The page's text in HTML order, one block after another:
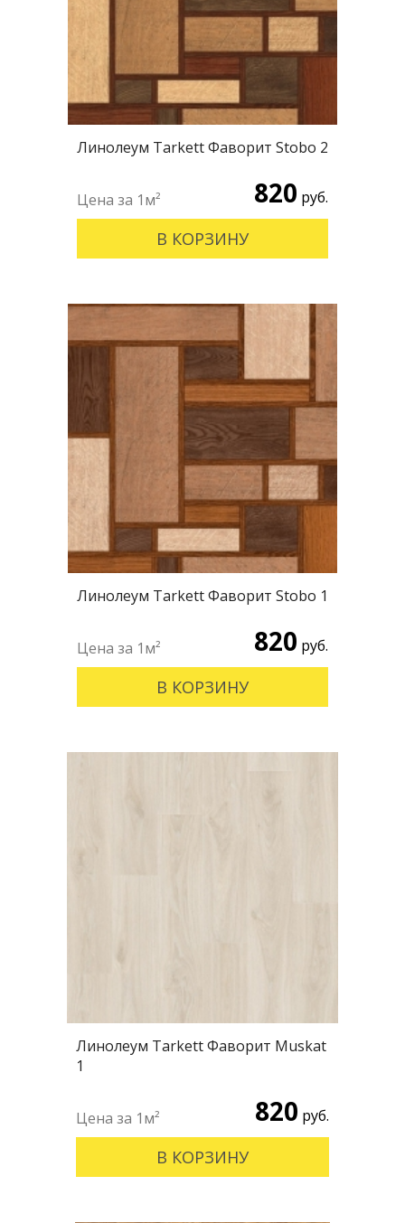
Линолеум Tarkett Фаворит Stobo 2
820 руб.
В КОРЗИНУ
Линолеум Tarkett Фаворит Stobo 1
820 руб.
В КОРЗИНУ
Линолеум Tarkett Фаворит Muskat
1
820 руб.
В КОРЗИНУ